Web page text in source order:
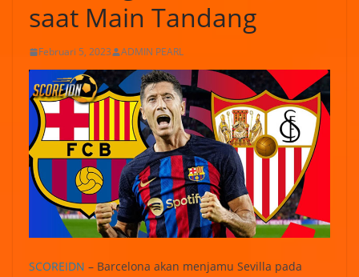
saat Main Tandang
Februari 5, 2023 ADMIN PEARL
SCOREIDN – Barcelona akan menjamu Sevilla pada